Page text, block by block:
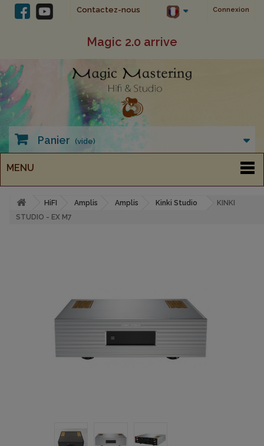
Connexion
Contactez-nous
Magic 2.0 arrive
Panier (vide)
MENU
HiFI Amplis Amplis Kinki Studio
KINKI
STUDIO - EX M7